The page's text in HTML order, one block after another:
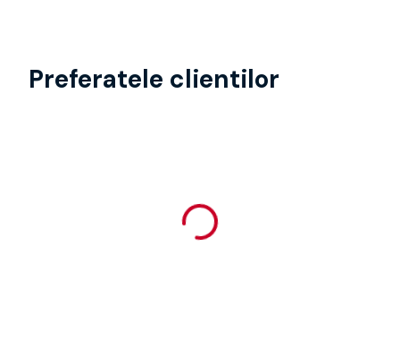
Preferatele clientilor